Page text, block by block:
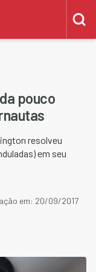
pouco
resolveu
em seu
em: 20/09/2017